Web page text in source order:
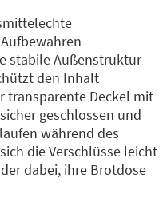
stabile Außenstruktur
den Inhalt
transparente Deckel mit
geschlossen und
während des
die Verschlüsse leicht
dabei, ihre Brotdose